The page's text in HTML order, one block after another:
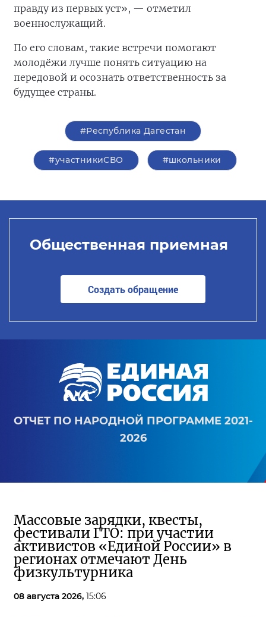
правду из первых уст», — отметил
военнослужащий.
По его словам, такие встречи помогают
молодёжи лучше понять ситуацию на
передовой и осознать ответственность за
будущее страны.
#Республика Дагестан
#участникиСВО #школьники
Общественная приемная
Создать обращение
ОТЧЕТ ПО НАРОДНОЙ ПРОГРАММЕ 2021-
2026
Массовые зарядки, квесты,
фестивали ГТО: при участии
активистов «Единой России» в
регионах отмечают День
физкультурника
08 августа 2026, 15:06